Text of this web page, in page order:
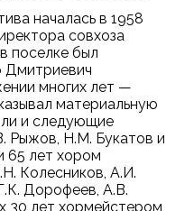
началась в 1958
совхоза
поселке был
Дмитриевич
многих лет —
материальную
и следующие
Рыжов, Н.М. Букатов и
65 лет хором
Колесников, А.И.
Дорофеев, А.В.
30 лет хормейстером,